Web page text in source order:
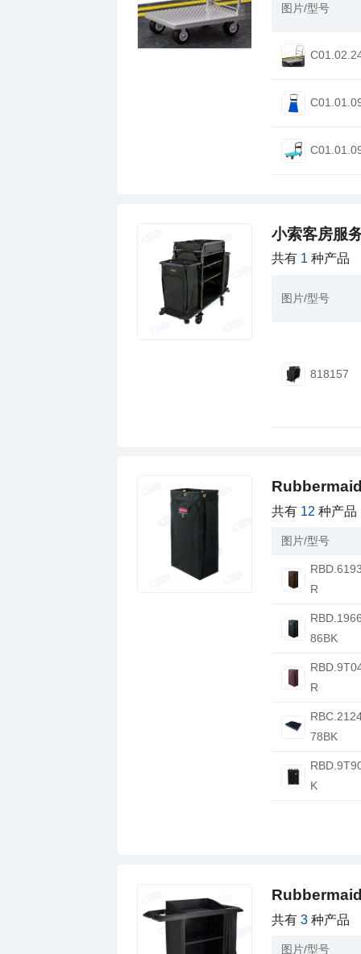
图片/型号
小索客房服
共有 1 种产品
图片/型号
818157
共有 12 种产品
图片/型号
R
86BK
R
78BK
K
共有3 种产品
图片/型号